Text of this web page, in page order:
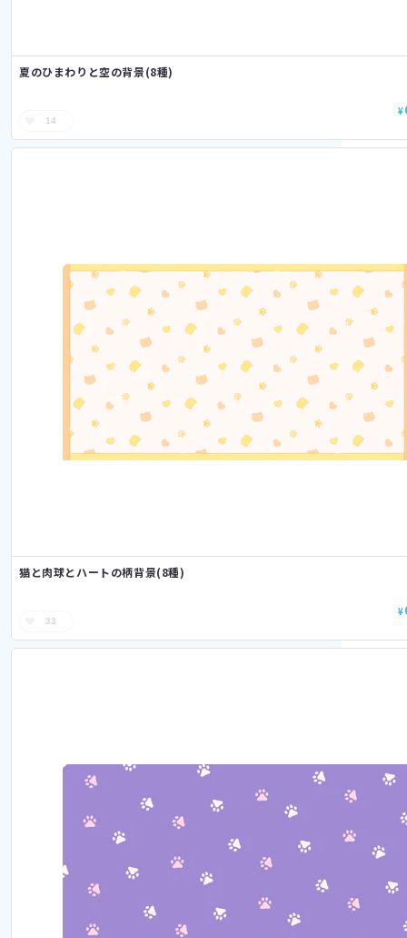
夏のひまわりと空の背景(8種)
14
¥
猫と肉球とハートの柄背景(8種)
33
¥